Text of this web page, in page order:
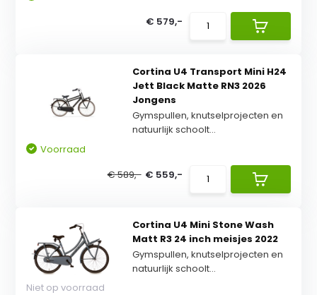
€ 579,-
Cortina U4 Transport Mini H24
Jett Black Matte RN3 2026
Jongens
Gymspullen, knutselprojecten en
natuurlijk schoolt...
Voorraad
€ 589,- € 559,-
Cortina U4 Mini Stone Wash
Matt R3 24 inch meisjes 2022
Gymspullen, knutselprojecten en
natuurlijk schoolt...
Niet op voorraad